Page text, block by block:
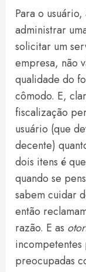
Para o
administrar
solicitar um
empresa, não
qualidade do
cômodo. E,
fiscalização
usuário (que
decente)
dois itens é
quando se
sabem cuidar
então
razão. E as
incompetentes
preocupadas